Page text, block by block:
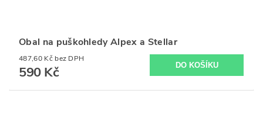
Obal na puškohledy Alpex a Stellar
487,60 Kč bez DPH
590 Kč